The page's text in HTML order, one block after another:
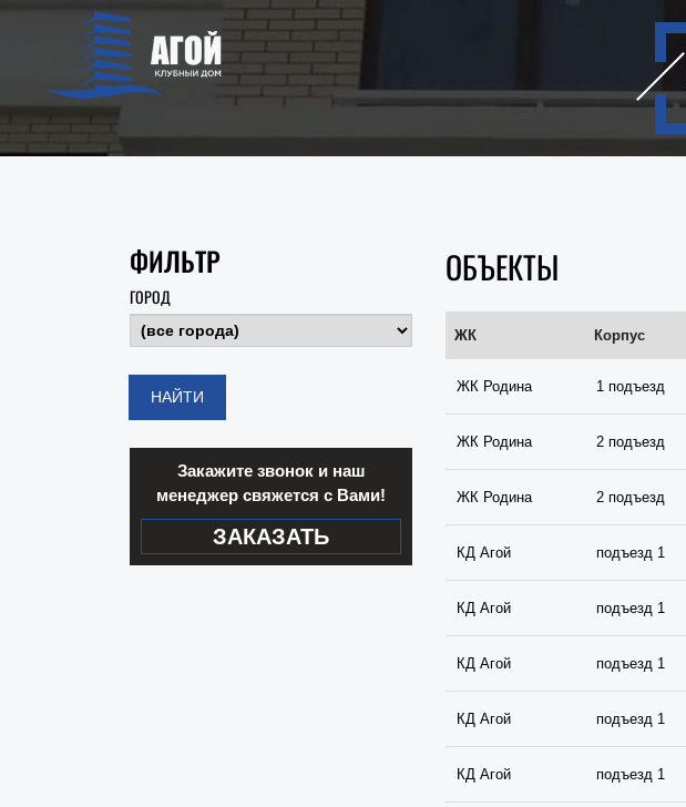
ФИЛЬТР
ГОРОД
Закажите звонок и наш
менеджер свяжется с Вами!
ЗАКАЗАТЬ
ОБЪЕКТЫ
ЖК Корпус
ЖК Родина 1 подъезд
ЖК Родина 2 подъезд
ЖК Родина 2 подъезд
КД Агой подъезд 1
КД Агой подъезд 1
КД Агой подъезд 1
КД Агой подъезд 1
КД Агой подъезд 1